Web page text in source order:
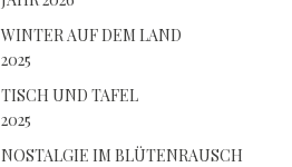
WINTER AUF DEM LAND
2025
TISCH UND TAFEL
2025
NOSTALGIE IM BLÜTENRAUSCH